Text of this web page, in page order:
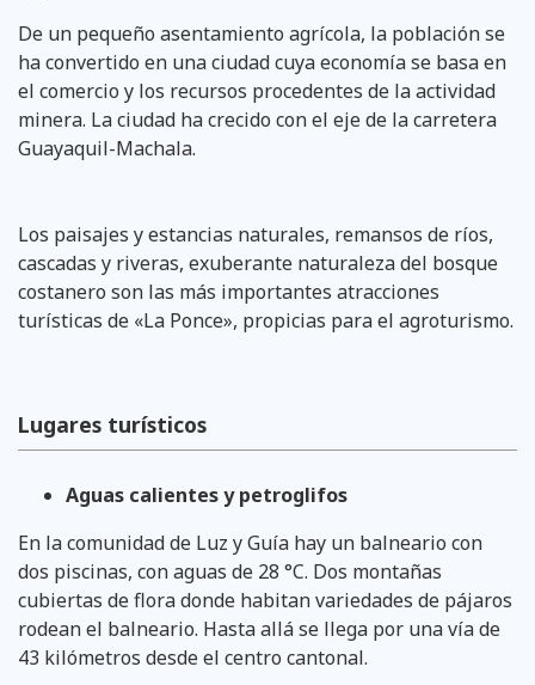
De un pequeño asentamiento agrícola, la población se
ha convertido en una ciudad cuya economía se basa en
el comercio y los recursos procedentes de la actividad
minera. La ciudad ha crecido con el eje de la carretera
Guayaquil-Machala.
Los paisajes y estancias naturales, remansos de ríos,
cascadas y riveras, exuberante naturaleza del bosque
costanero son las más importantes atracciones
turísticas de «La Ponce», propicias para el agroturismo.
Lugares turísticos
Aguas calientes y petroglifos
En la comunidad de Luz y Guía hay un balneario con
dos piscinas, con aguas de 28 °C. Dos montañas
cubiertas de flora donde habitan variedades de pájaros
rodean el balneario. Hasta allá se llega por una vía de
43 kilómetros desde el centro cantonal.